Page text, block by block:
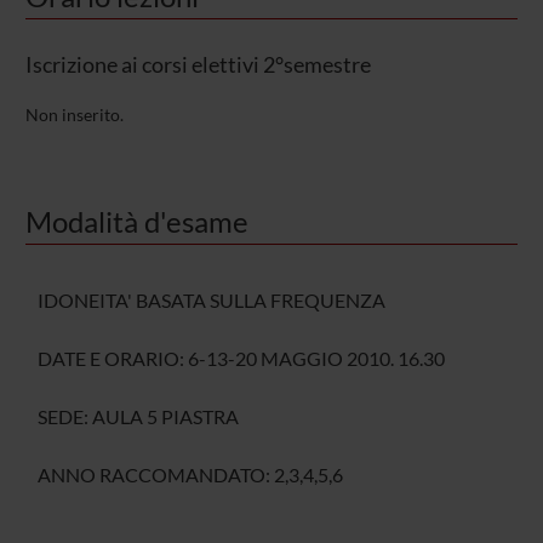
Iscrizione ai corsi elettivi 2°semestre
Non inserito.
Modalità d'esame
IDONEITA' BASATA SULLA FREQUENZA
DATE E ORARIO: 6-13-20 MAGGIO 2010. 16.30
SEDE: AULA 5 PIASTRA
ANNO RACCOMANDATO: 2,3,4,5,6